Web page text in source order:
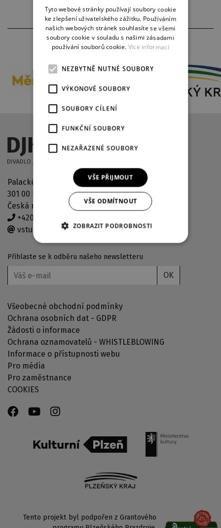
PARTNEŘI DIVADLA
Palackého náměstí 2971/30
301 00 Plzeň
Česká republika
+420 378 038 190
vstupenky@djkt.eu
Přihlaste se k odběru našeho newsletteru
OK
Všeobecné obchodní podmínky
Ochrana osobních dat - GDPR
Žádosti o informace
Ochrana oznamovatelů - WHISTLEBLOWING
Informace o přístupnosti webu
Pro média
Pro zaměstnance
COOKIES
Tento projekt byl podpořen z Grantového
GERMAN
Tyto webové stránky používají soubory cookie
ke zlepšení uživatelského zážitku. Používáním
našich webových stránek souhlasíte se všemi
soubory cookie v souladu s našimi zásadami
používání souborů cookie. Více informací
NEZBYTNĚ NUTNÉ SOUBORY
VÝKONOVÉ SOUBORY
SOUBORY CÍLENÍ
FUNKČNÍ SOUBORY
NEZAŘAZENÉ SOUBORY
VŠE PŘIJMOUT
VŠE ODMÍTNOUT
ZOBRAZIT PODROBNOSTI